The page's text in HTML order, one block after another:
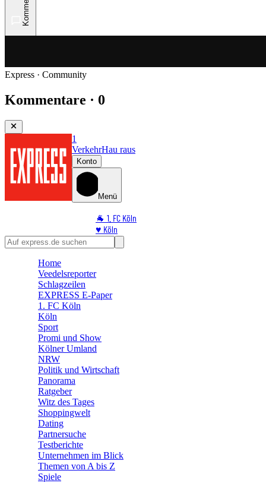
Express · Community
Kommentare · 0
1
VerkehrHau raus
Konto
Menü
🐐 1. FC Köln
♥️ Köln
⭐ Promi
🛒 Shoppingwelt
Home
Veedelsreporter
Schlagzeilen
EXPRESS E-Paper
1. FC Köln
Köln
Sport
Promi und Show
Kölner Umland
NRW
Politik und Wirtschaft
Panorama
Ratgeber
Witz des Tages
Shoppingwelt
Dating
Partnersuche
Testberichte
Unternehmen im Blick
Themen von A bis Z
Spiele